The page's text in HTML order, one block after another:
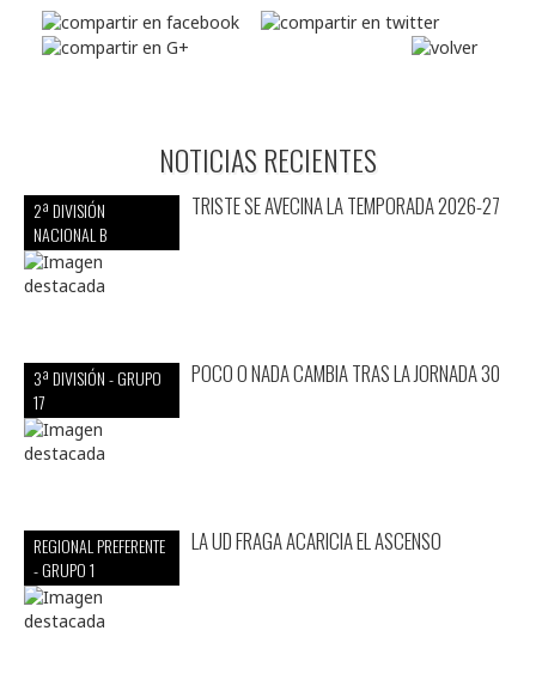
NOTICIAS RECIENTES
2ª DIVISIÓN
NACIONAL B
TRISTE SE AVECINA LA TEMPORADA 2026-27
3ª DIVISIÓN - GRUPO
17
POCO O NADA CAMBIA TRAS LA JORNADA 30
REGIONAL PREFERENTE
- GRUPO 1
LA UD FRAGA ACARICIA EL ASCENSO